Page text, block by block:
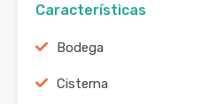
Características
Bodega
Cisterna